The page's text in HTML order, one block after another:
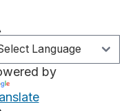
by